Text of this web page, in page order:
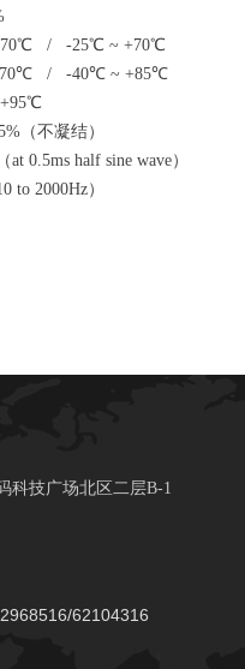
/ -25℃ ~ +70℃
~ +85℃
凝结）
half sine wave）
）
科技广场北区二层B-1
62104316